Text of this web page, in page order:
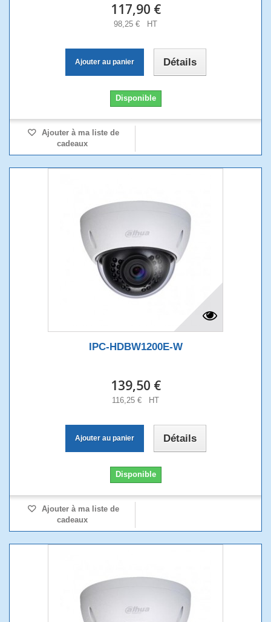
117,90 €
98,25 € HT
Ajouter au panier Détails
Disponible
Ajouter à ma liste de
cadeaux
IPC-HDBW1200E-W
139,50 €
116,25 € HT
Ajouter au panier Détails
Disponible
Ajouter à ma liste de
cadeaux